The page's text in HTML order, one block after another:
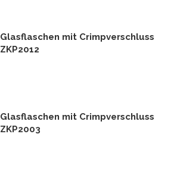
Glasflaschen mit Crimpverschluss
ZKP2012
Glasflaschen mit Crimpverschluss
ZKP2003